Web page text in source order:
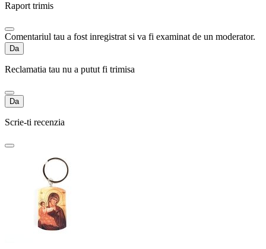
Raport trimis
Comentariul tau a fost inregistrat si va fi examinat de un moderator.
Da
Reclamatia tau nu a putut fi trimisa
Da
Scrie-ti recenzia